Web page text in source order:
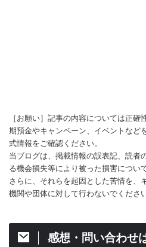
［お願い］記事の内容については正
期預金やキャンペーン、イベントなど
式情報をご確認ください。
当ブログは、掲載情報の誤表記、読者
る機会損失等により被った損害につい
さらに、それらを起因とした苦情を、
機関や団体に対して行わないでください
感想・問い合わせ